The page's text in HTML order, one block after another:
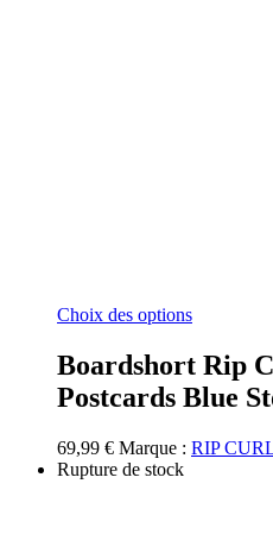
Choix des optionsCe
a
plusieurs
variations.
options
peuvent
Boardshort Rip
Postcards Blue
69,99 € Marque : RIP
Rupture de stock